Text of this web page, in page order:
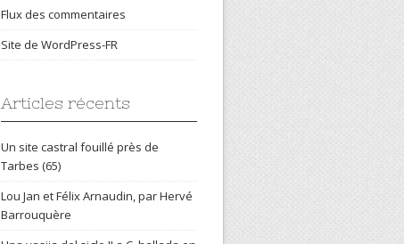
Flux des commentaires
Site de WordPress-FR
Articles récents
Un site castral fouillé près de
Tarbes (65)
Lou Jan et Félix Arnaudin, par Hervé
Barrouquère